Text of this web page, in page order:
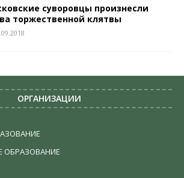
суворовцы произнесли
торжественной клятвы
ОРГАНИЗАЦИИ
ОБРАЗОВАНИЕ